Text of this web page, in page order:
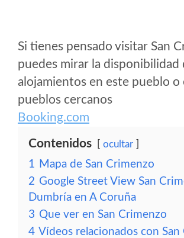
Si tienes pensado visitar San
puedes mirar la disponibilidad
alojamientos en este pueblo o
pueblos cercanos
Booking.com
Contenidos ocultar
1 Mapa de San Crimenzo
2 Google Street View San
Dumbría en A Coruña
3 Que ver en San Crimenzo
4 Vídeos relacionados con San